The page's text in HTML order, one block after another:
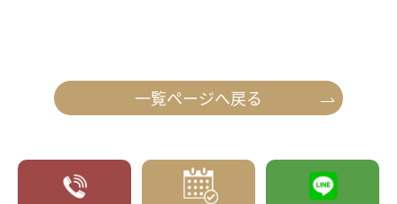
一覧ページへ戻る